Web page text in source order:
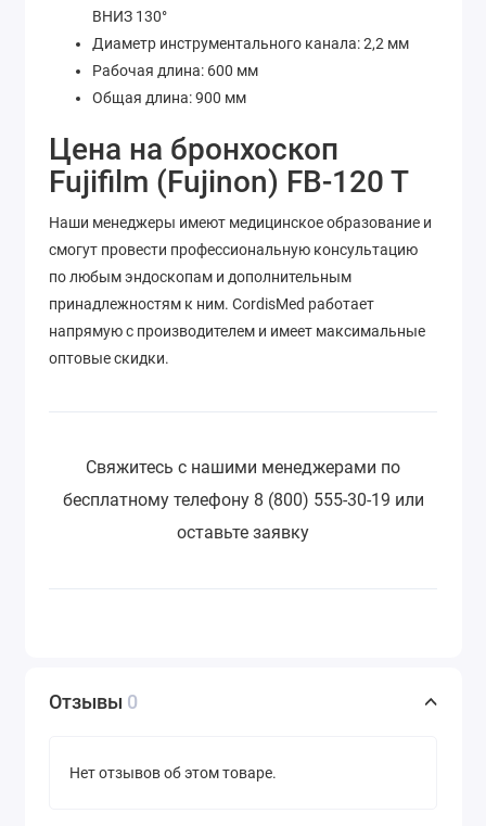
ВНИЗ 130°
Диаметр инструментального канала: 2,2 мм
Рабочая длина: 600 мм
Общая длина: 900 мм
Цена на бронхоскоп
Fujifilm (Fujinon) FB-120 T
Наши менеджеры имеют медицинское образование и
смогут провести профессиональную консультацию
по любым эндоскопам и дополнительным
принадлежностям к ним. CordisMed работает
напрямую с производителем и имеет максимальные
оптовые скидки.
Свяжитесь с нашими менеджерами по
бесплатному телефону 8 (800) 555-30-19 или
оставьте заявку
Отзывы 0
Нет отзывов об этом товаре.